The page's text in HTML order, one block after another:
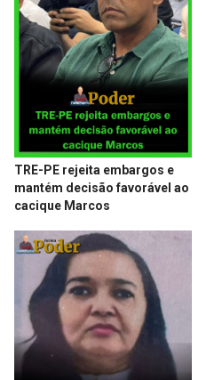
TRE-PE rejeita embargos e
mantém decisão favorável ao
cacique Marcos